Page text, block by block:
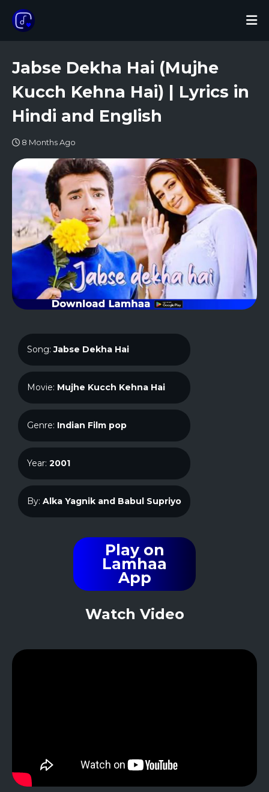
Jabse Dekha Hai (Mujhe
Kucch Kehna Hai) | Lyrics in
Hindi and English
8 Months Ago
Song:Jabse Dekha Hai
Movie: Mujhe Kucch Kehna Hai
Genre: Indian Film pop
Year: 2001
By: Alka Yagnik and Babul Supriyo
Play on
Lamhaa
App
Watch Video